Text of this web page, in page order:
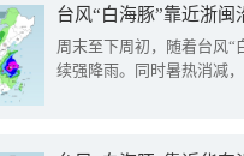
台风“白海豚”靠近浙
周末至下周初，随着台风“
续强降雨。同时暑热消减